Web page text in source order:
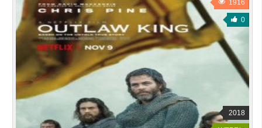
1916
0
2018